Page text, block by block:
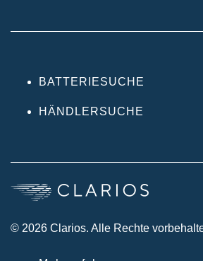
BATTERIESUCHE
HÄNDLERSUCHE
© 2026 Clarios. Alle Rechte